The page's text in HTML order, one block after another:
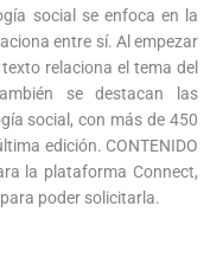
social se enfoca en la
entre sí. Al empezar
relaciona el tema del
se destacan las
social, con más de 450
edición. CONTENIDO
la plataforma Connect,
poder solicitarla.